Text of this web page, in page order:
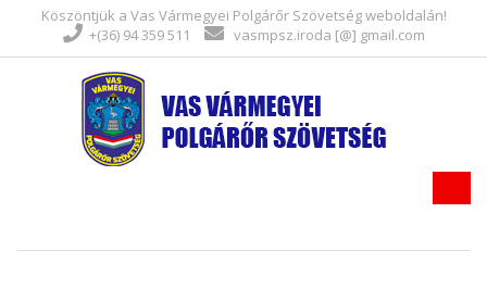
Köszöntjük a Vas Vármegyei Polgárőr Szövetség weboldalán!
+(36) 94 359 511
vasmpsz.iroda [@] gmail.com